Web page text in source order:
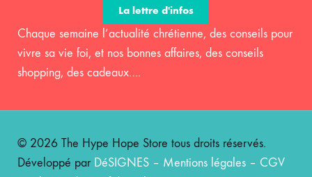
La lettre d'infos
Chaque semaine l’actualité chrétienne, des conseils pour
vivre sa vie foi, et nos bonnes affaires, des conseils
shopping, des cadeaux….
© 2026 The Hype Hope Store tous droits réservés.
Développé par DéSIGNES – Mentions légales – CGV